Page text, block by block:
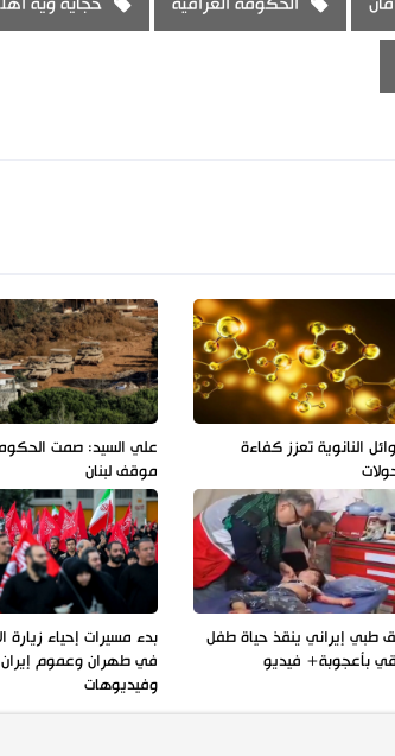
النانوية تعزز كفاءة
علي السيد: صمت
موقف لبنان
طبي إيراني ينقذ حياة طفل
بأعجوبة+ فيديو
بدء مسيرات إحياء زيارة
في طهران وعموم
وفيديوهات